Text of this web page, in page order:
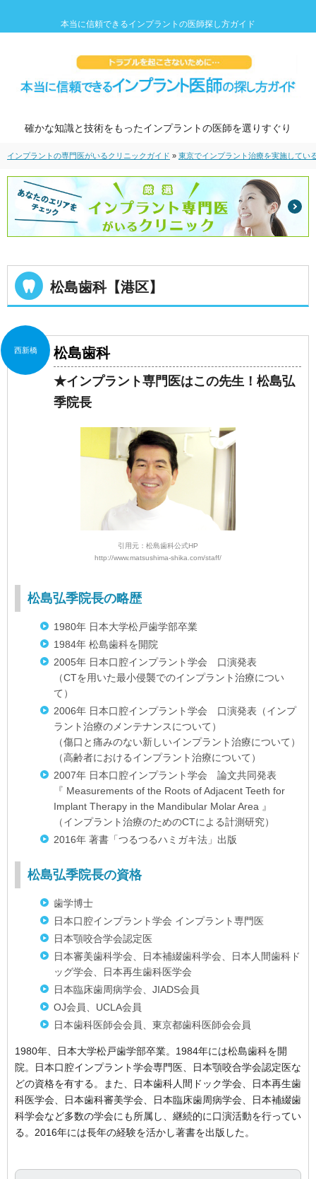
本当に信頼できるインプラントの医師探し方ガイド
確かな知識と技術をもったインプラントの医師を選りすぐり
インプラントの専門医がいるクリニックガイド » 東京でインプラント治療を実施してい
松島歯科【港区】
西新橋 松島歯科
★インプラント専門医はこの先生！松島弘
季院長
引用元：松島歯科公式HP
http://www.matsushima-shika.com/staff/
松島弘季院長の略歴
1980年 日本大学松戸歯学部卒業
1984年 松島歯科を開院
2005年 日本口腔インプラント学会 口演発表
（CTを用いた最小侵襲でのインプラント治療につい
て）
2006年 日本口腔インプラント学会 口演発表（インプ
ラント治療のメンテナンスについて）
（傷口と痛みのない新しいインプラント治療について）
（高齢者におけるインプラント治療について）
2007年 日本口腔インプラント学会 論文共同発表
『 Measurements of the Roots of Adjacent Teeth for
Implant Therapy in the Mandibular Molar Area 』
（インプラント治療のためのCTによる計測研究）
2016年 著書「つるつるハミガキ法」出版
松島弘季院長の資格
歯学博士
日本口腔インプラント学会 インプラント専門医
日本顎咬合学会認定医
日本審美歯科学会、日本補綴歯科学会、日本人間歯科ド
ッグ学会、日本再生歯科医学会
日本臨床歯周病学会、JIADS会員
OJ会員、UCLA会員
日本歯科医師会会員、東京都歯科医師会会員
1980年、日本大学松戸歯学部卒業。1984年には松島歯科を開
院。日本口腔インプラント学会専門医、日本顎咬合学会認定医な
どの資格を有する。また、日本歯科人間ドック学会、日本再生歯
科医学会、日本歯科審美学会、日本臨床歯周病学会、日本補綴歯
科学会など多数の学会にも所属し、継続的に口演活動を行ってい
る。2016年には長年の経験を活かし著書を出版した。